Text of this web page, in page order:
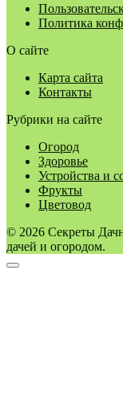
Политика
О сайте
Карта сайта
Контакты
Рубрики на сайте
Огород
Здоровье
Устройства и
Фрукты
Цветовод
© 2026 Секреты
дачей и огородом.